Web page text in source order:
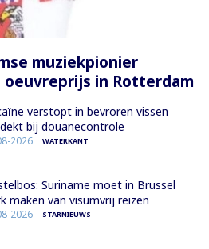
muziekpionier
oeuvreprijs in Rotterdam
verstopt in bevroren vissen
bij douanecontrole
2026 WATERKANT
Suriname moet in Brussel
maken van visumvrij reizen
2026 STARNIEUWS